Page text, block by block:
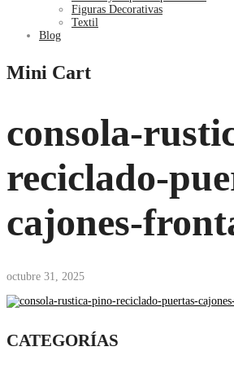
Figuras Decorativas
Textil
Blog
Mini Cart
consola-
reciclado-
cajones-
octubre 31, 2025
CATEGORÍAS